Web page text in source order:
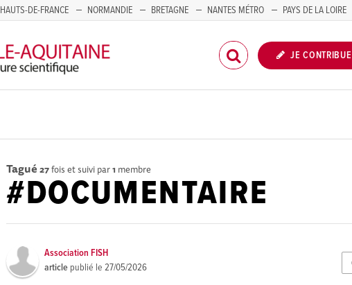
HAUTS-DE-FRANCE NORMANDIE BRETAGNE NANTES MÉTRO PAYS DE LA LOIRE
JE CONTRIBUE
Tagué 27fois et suivi par1 membre
#DOCUMENTAIRE
Association FISH
article publié le27/05/2026